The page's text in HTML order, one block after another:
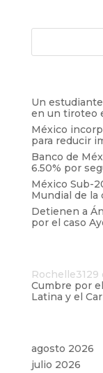
Un
en un tiroteo
México
para reducir
Banco de
6.50% por
México Sub-
Mundial de la
Detienen a
por el caso
Rochelle3129
Cumbre por
Latina y el
agosto 2026
julio 2026